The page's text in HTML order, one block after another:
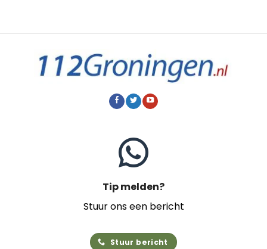
Tip melden?
Stuur ons een bericht
Stuur bericht